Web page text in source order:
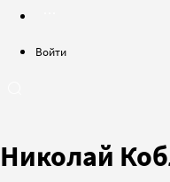
Войти
Николай